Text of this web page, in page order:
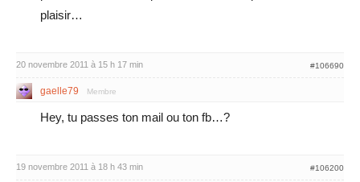
plaisir…
20 novembre 2011 à 15 h 17 min #106690
gaelle79 Membre
Hey, tu passes ton mail ou ton fb…?
19 novembre 2011 à 18 h 43 min #106200